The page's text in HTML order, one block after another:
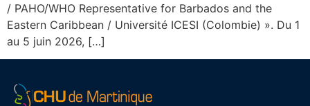
/ PAHO/WHO Representative for Barbados and the
Eastern Caribbean / Université ICESI (Colombie) ». Du 1
au 5 juin 2026, […]